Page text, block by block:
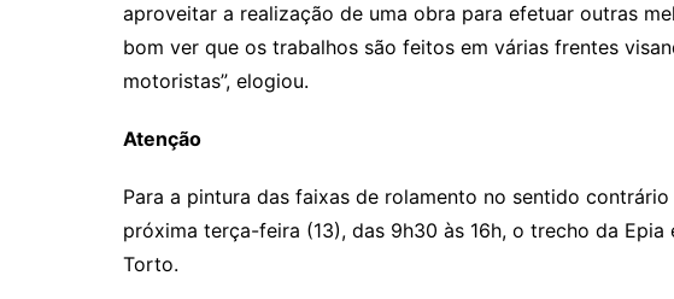
aproveitar a realização de uma obra para efetuar outras
bom ver que os trabalhos são feitos em várias frentes
motoristas”, elogiou.
Atenção
Para a pintura das faixas de rolamento no sentido
próxima terça-feira (13), das 9h30 às 16h, o trecho da
Torto.